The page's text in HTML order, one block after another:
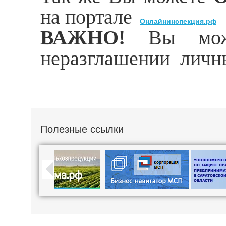
на портале
Онлайнинспекция.рф
ВАЖНО! Вы
неразглашении
Полезные ссылки